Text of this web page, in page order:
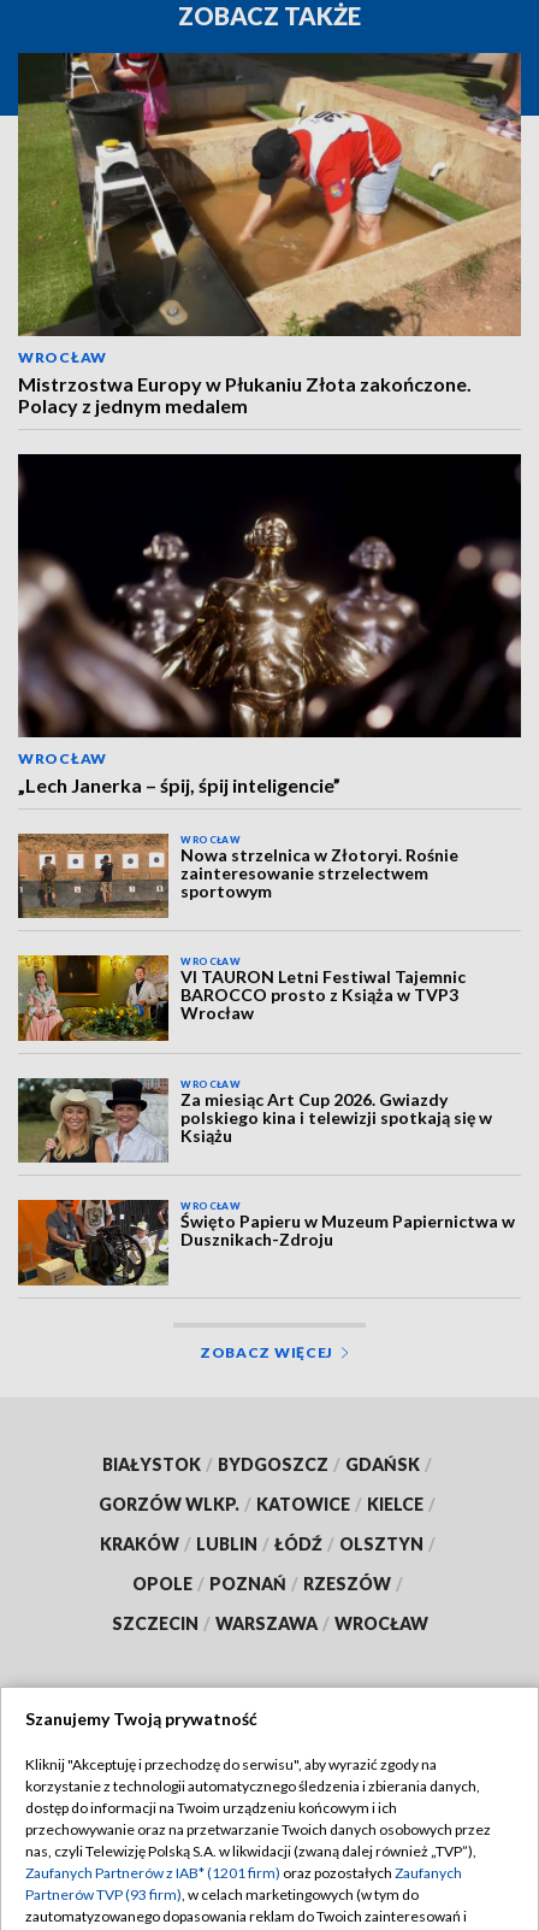
ZOBACZ TAKŻE
WROCŁAW
Mistrzostwa Europy w Płukaniu Złota zakończone.
Polacy z jednym medalem
WROCŁAW
„Lech Janerka – śpij, śpij inteligencie”
WROCŁAW
Nowa strzelnica w Złotoryi. Rośnie
zainteresowanie strzelectwem
sportowym
WROCŁAW
VI TAURON Letni Festiwal Tajemnic
BAROCCO prosto z Książa w TVP3
Wrocław
WROCŁAW
Za miesiąc Art Cup 2026. Gwiazdy
polskiego kina i telewizji spotkają się w
Książu
WROCŁAW
Święto Papieru w Muzeum Papiernictwa w
Dusznikach-Zdroju
ZOBACZ WIĘCEJ
BIAŁYSTOK / BYDGOSZCZ / GDAŃSK /
GORZÓW WLKP. / KATOWICE / KIELCE /
KRAKÓW / LUBLIN / ŁÓDŹ / OLSZTYN /
OPOLE / POZNAŃ / RZESZÓW /
SZCZECIN / WARSZAWA / WROCŁAW
TVP
Abonament TVP
Emisja w TVP
Centrum informacji TVP
Regulamin TVP
Polityka prywatności
Moje zgody
Szanujemy Twoją prywatność
Kliknij "Akceptuję i przechodzę do serwisu", aby wyrazić zgody na
korzystanie z technologii automatycznego śledzenia i zbierania danych,
dostęp do informacji na Twoim urządzeniu końcowym i ich
przechowywanie oraz na przetwarzanie Twoich danych osobowych przez
nas, czyli Telewizję Polską S.A. w likwidacji (zwaną dalej również „TVP”),
Zaufanych Partnerów z IAB* (1201 firm) oraz pozostałych Zaufanych
Partnerów TVP (93 firm), w celach marketingowych (w tym do
zautomatyzowanego dopasowania reklam do Twoich zainteresowań i